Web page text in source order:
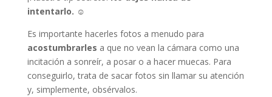
intentarlo. ☺
Es importante hacerles fotos a menudo para
acostumbrarles a que no vean la cámara como una
incitación a sonreír, a posar o a hacer muecas. Para
conseguirlo, trata de sacar fotos sin llamar su atención
y, simplemente, obsérvalos.